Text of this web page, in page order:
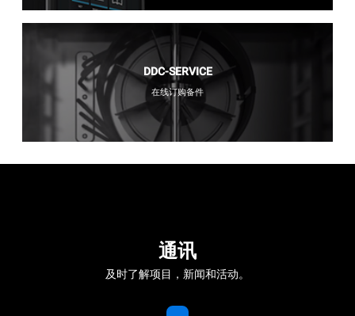
DDC-SERVICE
在线订购备件
通讯
及时了解项目，新闻和活动。